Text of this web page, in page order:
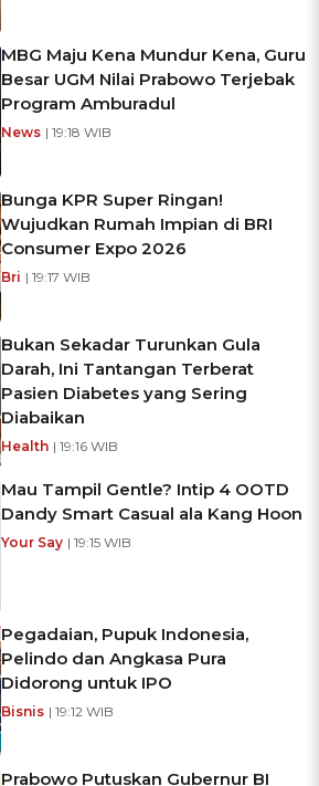
MBG Maju Kena Mundur Kena, Guru
Besar UGM Nilai Prabowo Terjebak
Program Amburadul
News | 19:18 WIB
Bunga KPR Super Ringan!
Wujudkan Rumah Impian di BRI
Consumer Expo 2026
Bri | 19:17 WIB
Bukan Sekadar Turunkan Gula
Darah, Ini Tantangan Terberat
Pasien Diabetes yang Sering
Diabaikan
Health | 19:16 WIB
Mau Tampil Gentle? Intip 4 OOTD
Dandy Smart Casual ala Kang Hoon
Your Say | 19:15 WIB
Pegadaian, Pupuk Indonesia,
Pelindo dan Angkasa Pura
Didorong untuk IPO
Bisnis | 19:12 WIB
Prabowo Putuskan Gubernur BI